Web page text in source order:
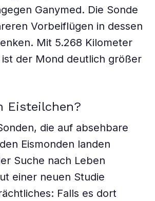
Ganymed. Die Sonde
Vorbeiflügen in dessen
Mit 5.268 Kilometer
der Mond deutlich größer
Eisteilchen?
die auf absehbare
Eismonden landen
Suche nach Leben
einer neuen Studie
Falls es dort